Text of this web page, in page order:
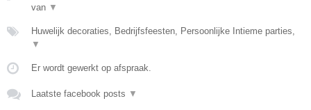
van ▼
Huwelijk decoraties, Bedrijfsfeesten, Persoonlijke Intieme parties,
▼
Er wordt gewerkt op afspraak.
Laatste facebook posts ▼